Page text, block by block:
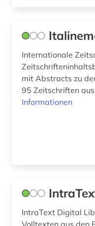
kurden (1)
landeskunde (40)
librettist (1)
literatur (8)
Internationale
mit Abstracts zu
95 Zeitschriften
Informationen
IntraText Digital
Volltexten aus den